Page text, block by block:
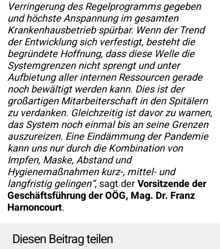
Verringerung des Regelprogramms gegeben
und höchste Anspannung im gesamten
Krankenhausbetrieb spürbar. Wenn der Trend
der Entwicklung sich verfestigt, besteht die
begründete Hoffnung, dass diese Welle die
Systemgrenzen nicht sprengt und unter
Aufbietung aller internen Ressourcen gerade
noch bewältigt werden kann. Dies ist der
großartigen Mitarbeiterschaft in den Spitälern
zu verdanken. Gleichzeitig ist davor zu warnen,
das System noch einmal bis an seine Grenzen
auszureizen. Eine Eindämmung der Pandemie
kann uns nur durch die Kombination von
Impfen, Maske, Abstand und
Hygienemaßnahmen kurz-, mittel- und
langfristig gelingen“, sagt derVorsitzende der
Geschäftsführung der OÖG, Mag. Dr. Franz
Harnoncourt.
Diesen Beitrag teilen